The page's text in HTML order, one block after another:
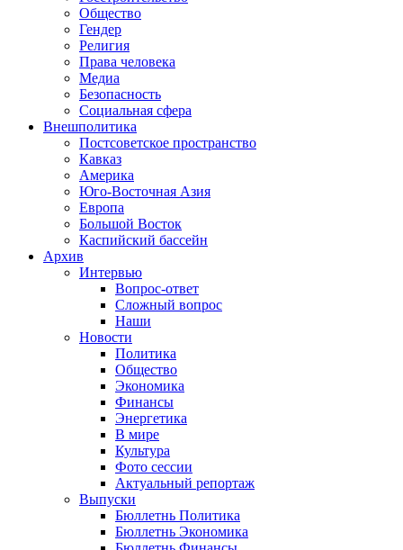
Общество
Гендер
Религия
Права человека
Медиа
Безопасность
Социальная сфера
Внешполитика
Постсоветское пространство
Кавказ
Америка
Юго-Восточная Азия
Европа
Большой Восток
Каспийский бассейн
Архив
Интервью
Вопрос-ответ
Сложный вопрос
Наши
Новости
Политика
Общество
Экономика
Финансы
Энергетика
В мире
Культура
Фото сессии
Актуальный репортаж
Выпуски
Бюллетнь Политика
Бюллетнь Экономика